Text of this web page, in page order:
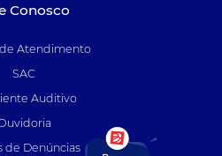
Conosco
Atendimento
SAC
Auditivo
de Denúncias